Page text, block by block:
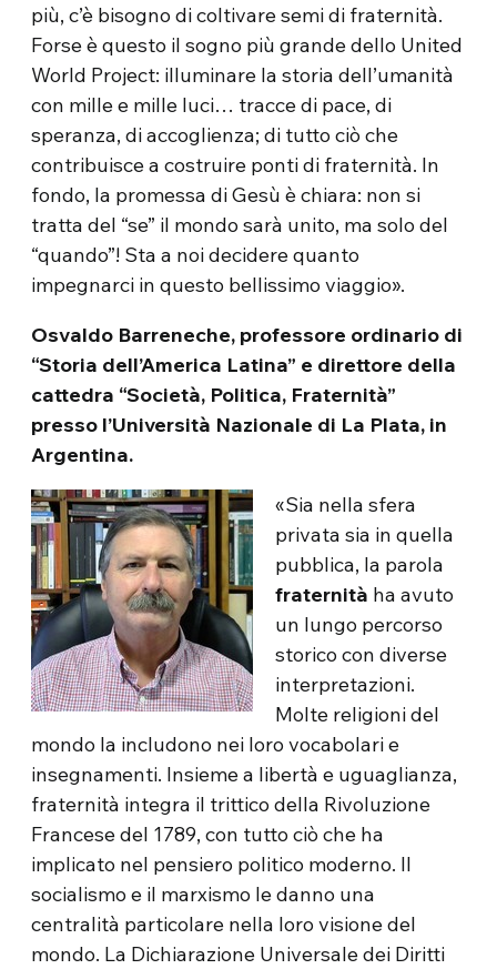
più, c’è bisogno di coltivare semi di fraternità.
Forse è questo il sogno più grande dello United
World Project: illuminare la storia dell’umanità
con mille e mille luci… tracce di pace, di
speranza, di accoglienza; di tutto ciò che
contribuisce a costruire ponti di fraternità. In
fondo, la promessa di Gesù è chiara: non si
tratta del “se” il mondo sarà unito, ma solo del
“quando”! Sta a noi decidere quanto
impegnarci in questo bellissimo viaggio».
Osvaldo Barreneche, professore ordinario di
“Storia dell’America Latina” e direttore della
cattedra “Società, Politica, Fraternità”
presso l’Università Nazionale di La Plata, in
Argentina.
«Sia nella sfera
privata sia in quella
pubblica, la parola
fraternità ha avuto
un lungo percorso
storico con diverse
interpretazioni.
Molte religioni del
mondo la includono nei loro vocabolari e
insegnamenti. Insieme a libertà e uguaglianza,
fraternità integra il trittico della Rivoluzione
Francese del 1789, con tutto ciò che ha
implicato nel pensiero politico moderno. Il
socialismo e il marxismo le danno una
centralità particolare nella loro visione del
mondo. La Dichiarazione Universale dei Diritti